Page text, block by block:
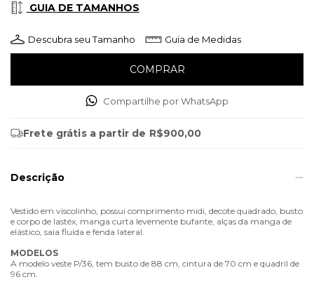
GUIA DE TAMANHOS
Descubra seu Tamanho Guia de Medidas
Compartilhe por WhatsApp
Frete grátis a partir de R$900,00
Descrição
Vestido em viscolinho, possui comprimento midi, decote quadrado, busto
e corpo de lastéx, manga curta levemente bufante, alças da manga de
elástico, saia fluída e fenda lateral.
MODELOS
A modelo veste P/36, tem busto de 88 cm, cintura de 70 cm e quadril de
96 cm.